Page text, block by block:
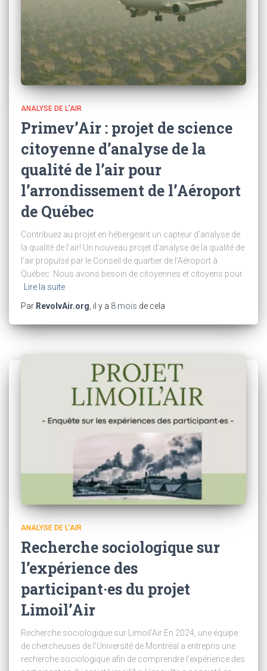
ANALYSE DE L'AIR
Primev’Air : projet de science
citoyenne d’analyse de la
qualité de l’air pour
l’arrondissement de l’Aéroport
de Québec
Contribuez au projet en hébergeant un capteur d’analyse de
la qualité de l’air! Un nouveau projet d’analyse de la qualité de
l’air propulsé par le Conseil de quartier de l’Aéroport à
Québec. Nous avons besoin de citoyennes et citoyens pour
Lire la suite
Par RevolvAir.org , il y a 8 mois de cela
ANALYSE DE L'AIR
Recherche sociologique sur
l’expérience des
participant·es du projet
Limoil’Air
Recherche sociologique sur Limoil’Air En 2024, une équipe
de chercheuses de l’Université de Montréal a entrepris une
recherche sociologique afin de comprendre l’expérience des